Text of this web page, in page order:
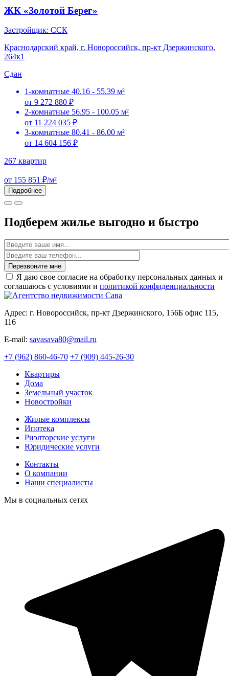
ЖК «Золотой Берег»
Застройщик: ССК
Краснодарский край, г. Новороссийск, пр-кт Дзержинского,
264к1
Сдан
1-комнатные 40.16 - 55.39 м²
от 9 272 880 ₽
2-комнатные 56.95 - 100.05 м²
от 11 224 035 ₽
3-комнатные 80.41 - 86.00 м²
от 14 604 156 ₽
267 квартир
от 155 851 ₽/м²
Подробнее
Подберем жилье выгодно и быстро
Имя
Перезвоните мне
Я даю свое согласие на обработку персональных данных и
соглашаюсь с условиями и политикой конфиденциальности
Адрес: г. Новороссийск, пр-кт Дзержинского, 156Б офис 115,
116
E-mail: savasava80@mail.ru
+7 (962) 860-46-70 +7 (909) 445-26-30
Квартиры
Дома
Земельный участок
Новостройки
Жилые комплексы
Ипотека
Риэлторские услуги
Юридические услуги
Контакты
О компании
Наши специалисты
Мы в социальных сетях